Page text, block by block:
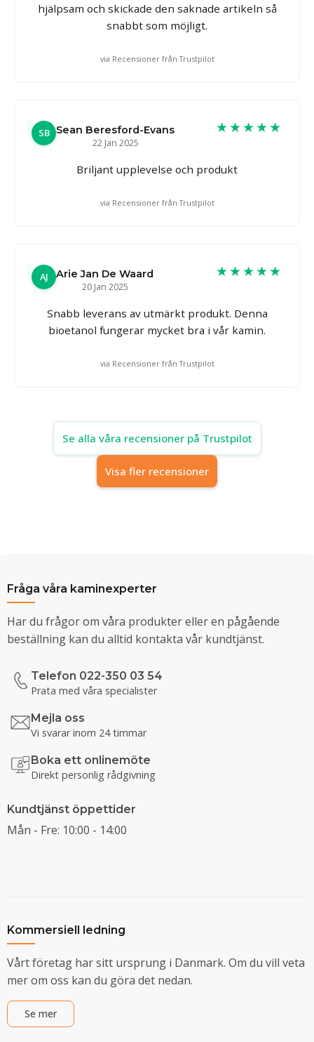
hjälpsam och skickade den saknade artikeln så
snabbt som möjligt.
via Recensioner från Trustpilot
SB Sean Beresford-Evans
22 Jan 2025
★★★★★
Briljant upplevelse och produkt
via Recensioner från Trustpilot
AJ
Arie Jan De Waard
20 Jan 2025
★★★★★
Snabb leverans av utmärkt produkt. Denna
bioetanol fungerar mycket bra i vår kamin.
via Recensioner från Trustpilot
Se alla våra recensioner på Trustpilot
Visa fler recensioner
Fråga våra kaminexperter
Har du frågor om våra produkter eller en pågående
beställning kan du alltid kontakta vår kundtjänst.
Telefon 022-350 03 54
Prata med våra specialister
Mejla oss
Vi svarar inom 24 timmar
Boka ett onlinemöte
Direkt personlig rådgivning
Kundtjänst öppettider
Mån - Fre: 10:00 - 14:00
Kommersiell ledning
Vårt företag har sitt ursprung i Danmark. Om du vill veta
mer om oss kan du göra det nedan.
Se mer